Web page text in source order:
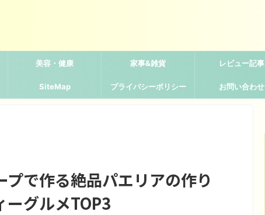
美容・健康 家事&雑貨 レビュー記事
SiteMap プライバシーポリシー お問い合わせ
プで作る絶品パエリアの作り
ーグルメTOP3